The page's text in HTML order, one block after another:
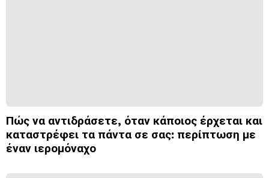
Πώς να αντιδράσετε, όταν κάποιος έρχεται και
καταστρέφει τα πάντα σε σας: περίπτωση με
έναν ιερομόναχο